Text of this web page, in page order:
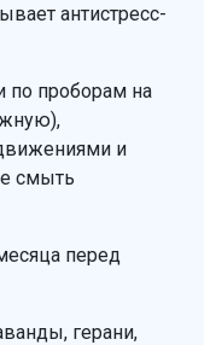
антистресс-
по проборам на
и
смыть
перед
герани,